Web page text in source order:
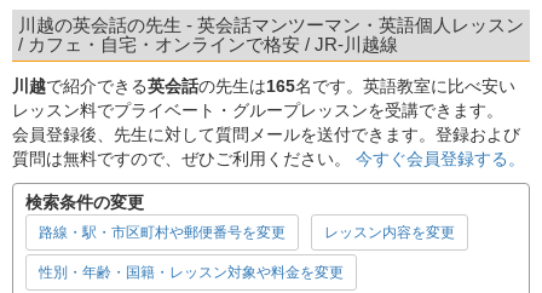
川越の英会話の先生 - 英会話マンツーマン・英語個人レッスン
/ カフェ・自宅・オンラインで格安 / JR-川越線
川越で紹介できる英会話の先生は165名です。英語教室に比べ安い
レッスン料でプライベート・グループレッスンを受講できます。
会員登録後、先生に対して質問メールを送付できます。登録および
質問は無料ですので、ぜひご利用ください。 今すぐ会員登録する。
検索条件の変更
路線・駅・市区町村や郵便番号を変更 レッスン内容を変更
性別・年齢・国籍・レッスン対象や料金を変更